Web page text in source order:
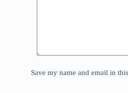
Save my name and email in